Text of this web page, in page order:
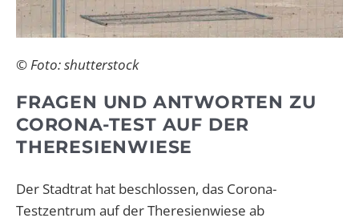
© Foto: shutterstock
FRAGEN UND ANTWORTEN ZU
CORONA-TEST AUF DER
THERESIENWIESE
Der Stadtrat hat beschlossen, das Corona-
Testzentrum auf der Theresienwiese ab